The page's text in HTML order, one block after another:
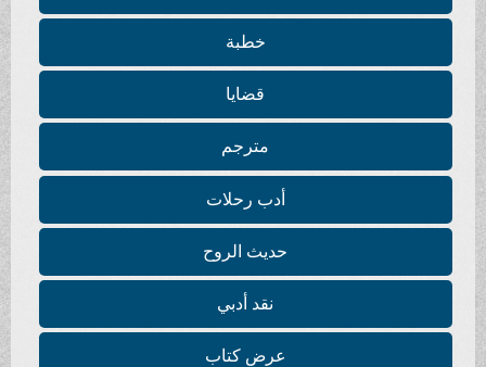
خطبة
قضايا
مترجم
أدب رحلات
حديث الروح
نقد أدبي
عرض كتاب